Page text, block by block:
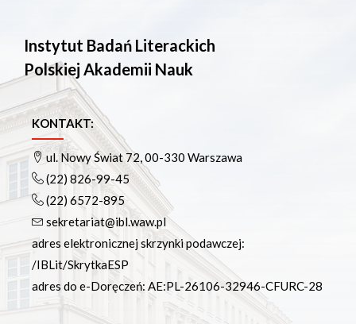
Instytut Badań Literackich
Polskiej Akademii Nauk
KONTAKT:
ul. Nowy Świat 72, 00-330 Warszawa
(22) 826-99-45
(22) 6572-895
sekretariat@ibl.waw.pl
adres elektronicznej skrzynki podawczej:
/IBLit/SkrytkaESP
adres do e-Doręczeń: AE:PL-26106-32946-CFURC-28